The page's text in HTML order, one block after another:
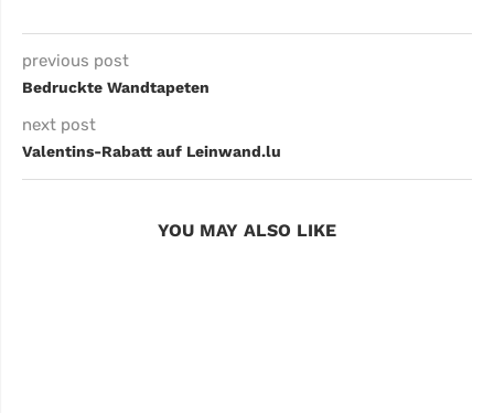
previous post
Bedruckte Wandtapeten
next post
Valentins-Rabatt auf Leinwand.lu
YOU MAY ALSO LIKE